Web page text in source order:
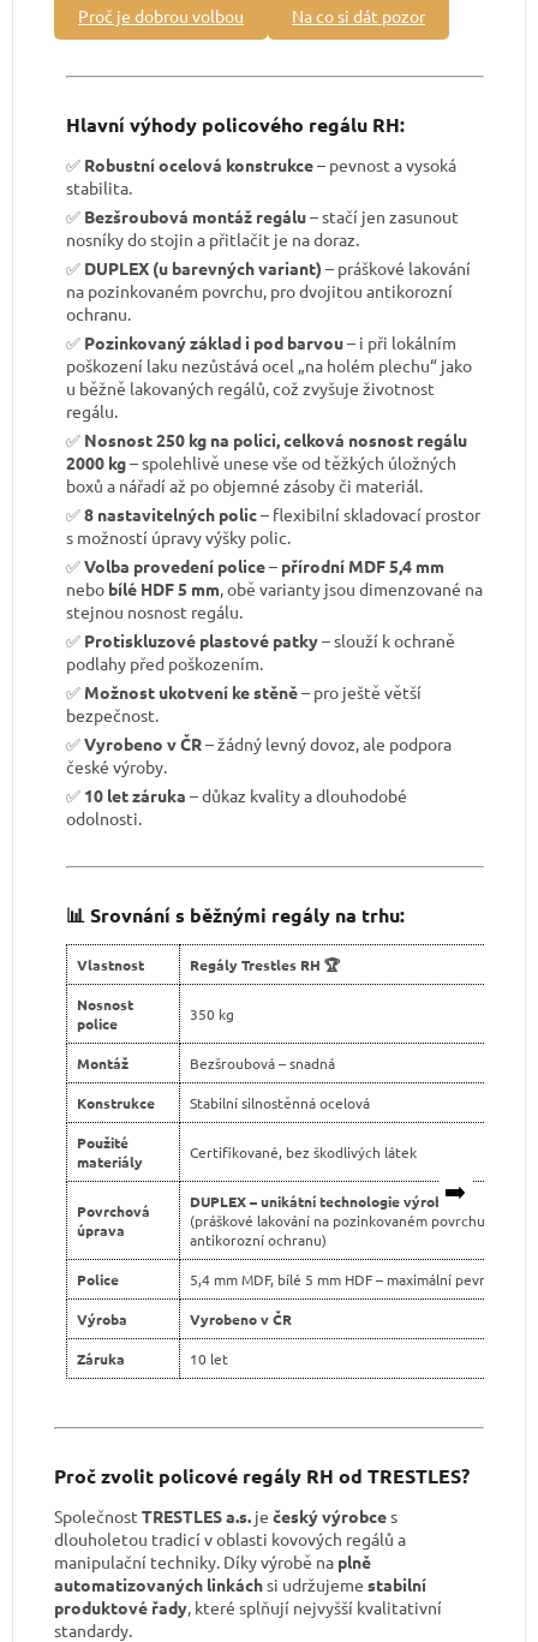
Proč je dobrou volbou Na co si dát pozor
Hlavní výhody policového regálu RH:
✅ Robustní ocelová konstrukce– pevnost a vysoká
stabilita.
✅ Bezšroubová montáž regálu– stačí jen zasunout
nosníky do stojin a přitlačit je na doraz.
✅ DUPLEX (u barevných variant) – práškové lakování
na pozinkovaném povrchu, pro dvojitou antikorozní
ochranu.
✅ Pozinkovaný základ i pod barvou– i při lokálním
poškození laku nezůstává ocel „na holém plechu“ jako
u běžně lakovaných regálů, což zvyšuje životnost
regálu.
✅ Nosnost 250 kg na polici, celková nosnost regálu
2000 kg– spolehlivě unese vše od těžkých úložných
boxů a nářadí až po objemné zásoby či materiál.
✅8 nastavitelných polic– flexibilní skladovací prostor
s možností úpravy výšky polic.
✅Volba provedení police– přírodní MDF 5,4 mm
nebo bílé HDF 5 mm, obě varianty jsou dimenzované na
stejnou nosnost regálu.
✅ Protiskluzové plastové patky– slouží k ochraně
podlahy před poškozením.
✅ Možnost ukotvení ke stěně– pro ještě větší
bezpečnost.
✅Vyrobeno v ČR– žádný levný dovoz, ale podpora
české výroby.
✅ 10 let záruka – důkaz kvality a dlouhodobé
odolnosti.
📊 Srovnání s běžnými regály na trhu:
➡️
Vlastnost Regály Trestles RH 🏆
Nosnost
police
350 kg
Montáž Bezšroubová – snadná
Konstrukce Stabilní silnostěnná ocelová
Použité
materiály
Certifikované, bez škodlivých látek
Povrchová
úprava
DUPLEX – unikátní technologie výroby
(práškové lakování na pozinkovaném povrchu pro
antikorozní ochranu)
Police 5,4 mm MDF, bílé 5 mm HDF – maximální pevnost
Výroba Vyrobeno v ČR
Záruka 10 let
Proč zvolit policové regály RH od TRESTLES?
Společnost TRESTLES a.s. je český výrobces
dlouholetou tradicí v oblasti kovových regálů a
manipulační techniky. Díky výrobě na plně
automatizovaných linkáchsi udržujeme stabilní
produktové řady, které splňují nejvyšší kvalitativní
standardy.